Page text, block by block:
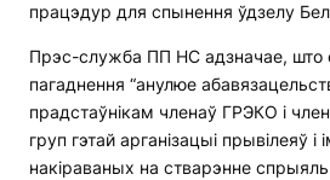
працэдур для спынення ўдзелу
Прэс-служба ПП НС адзначае, што
пагаднення “анулюе
прадстаўнікам членаў ГРЭКО і
груп гэтай арганізацыі прывілеяў і
накіраваных на стварэнне